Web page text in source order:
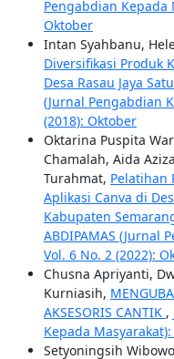
Pengabdian Kepada
Oktober
Intan Syahbanu,
Diversifikasi Produk
Desa Rasau Jaya
(Jurnal Pengabdian
(2018): Oktober
Oktarina Puspita
Chamalah, Aida
Turahmat, Pelatihan
Aplikasi Canva di
Kabupaten
ABDIPAMAS (Jurnal
Vol. 6 No. 2 (2022):
Chusna Apriyanti,
Kurniasih,
AKSESORIS CANTIK ,
Kepada
Setyoningsih